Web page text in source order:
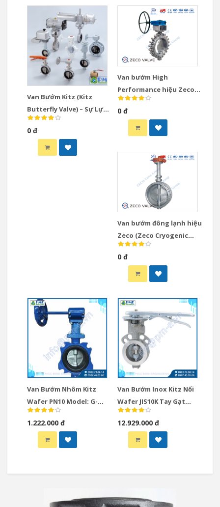
Van Bướm Kitz (Kitz
Butterfly Valve) – Sự Lựa
Chọn Hoàn Hảo Cho Hệ
Thống Cấp Thoát Nước
0 đ
Van bướm High
Performance hiệu Zeco
(Zeco High Performance
Butterfly Valve)
0 đ
Van bướm đông lạnh hiệu
Zeco (Zeco Cryogenic
Butterfly Valve)
0 đ
Van Bướm Nhôm Kitz
Wafer PN10 Model: G-
PN10ZJUE
1.222.000 đ
Van Bướm Inox Kitz Nối
Wafer JIS10K Tay Gạt
Model 10UB
12.929.000 đ